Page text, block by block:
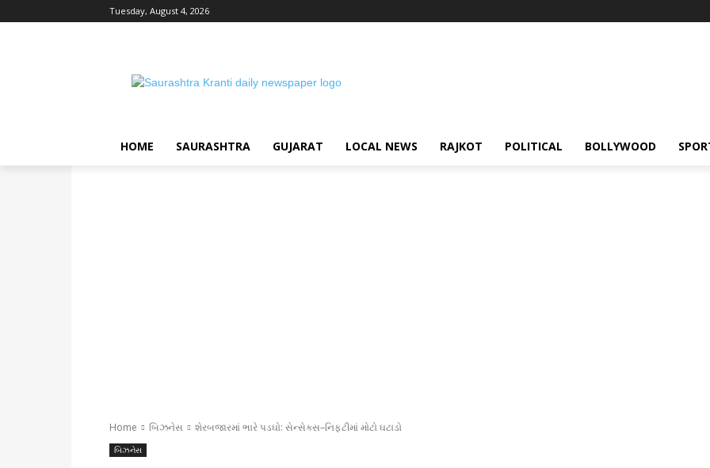
Tuesday, August 4, 2026
HOME SAURASHTRA GUJARAT LOCAL NEWS RAJKOT POLITICAL BOLLYWOOD
Home બિઝનેસ શેરબજારમાં ભારે પડઘો: સેન્સેક્સ–નિફ્ટીમાં મોટો ઘટાડો
બિઝનેસ